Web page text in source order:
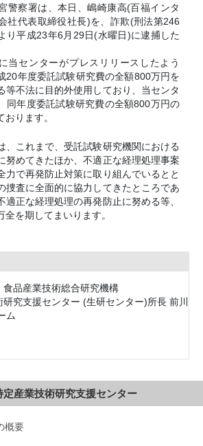
警察署は、本日、嶋崎康高(百福インタ
社代表取締役社長)を、詐欺(刑法第246
り平成23年6月29日(水曜日)に逮捕した
当センターがプレスリリースしたよう
20年度委託試験研究費の全額800万円を
等不法に目的外使用しており、当センタ
同年度委託試験研究費の全額800万円の
ります。
、これまで、受託試験研究機関における
努めてきたほか、不適正な経理処理事案
力で再発防止対策に取り組んでいるとと
捜査に全面的に協力してきたところであ
適正な経理処理の再発防止に努める等、
を期してまいります。
品産業技術総合研究機構
究支援センター (生研センター)所長 前川
ム
定産業技術研究支援センター
概要